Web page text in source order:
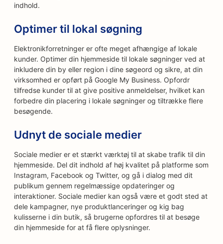
indhold.
Optimer til lokal søgning
Elektronikforretninger er ofte meget afhængige af lokale
kunder. Optimer din hjemmeside til lokale søgninger ved at
inkludere din by eller region i dine søgeord og sikre, at din
virksomhed er opført på Google My Business. Opfordr
tilfredse kunder til at give positive anmeldelser, hvilket kan
forbedre din placering i lokale søgninger og tiltrække flere
besøgende.
Udnyt de sociale medier
Sociale medier er et stærkt værktøj til at skabe trafik til din
hjemmeside. Del dit indhold af høj kvalitet på platforme som
Instagram, Facebook og Twitter, og gå i dialog med dit
publikum gennem regelmæssige opdateringer og
interaktioner. Sociale medier kan også være et godt sted at
dele kampagner, nye produktlanceringer og kig bag
kulisserne i din butik, så brugerne opfordres til at besøge
din hjemmeside for at få flere oplysninger.